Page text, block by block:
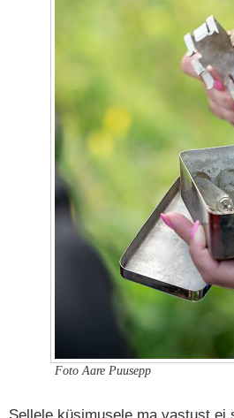
Foto Aare Puusepp